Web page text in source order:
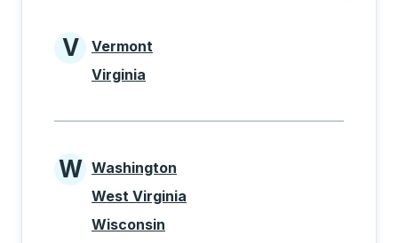
States beginning with V
V
Vermont
Virginia
States beginning with W
W Washington
West Virginia
Wisconsin